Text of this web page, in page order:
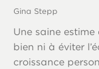
Gina Stepp
Une saine
bien ni à éviter
croissance